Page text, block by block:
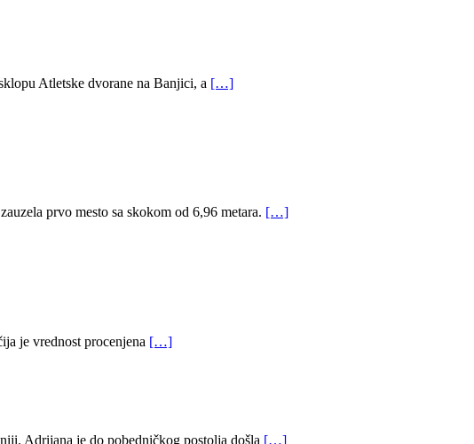
Atletske dvorane na Banjici, a […]
prvo mesto sa skokom od 6,96 metara. […]
je vrednost procenjena […]
Adrijana je do pobedničkog postolja došla […]